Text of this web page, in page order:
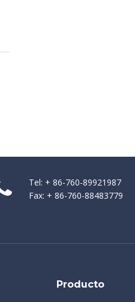
Tel: + 86-760-89921987
Fax: + 86-760-88483779
Producto